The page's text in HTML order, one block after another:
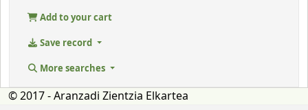
Add to your cart
Save record
More searches
© 2017 - Aranzadi Zientzia Elkartea